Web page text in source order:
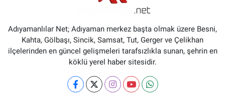
Adıyamanlılar Net; Adıyaman merkez başta olmak üzere Besni,
Kahta, Gölbaşı, Sincik, Samsat, Tut, Gerger ve Çelikhan
ilçelerinden en güncel gelişmeleri tarafsızlıkla sunan, şehrin en
köklü yerel haber sitesidir.